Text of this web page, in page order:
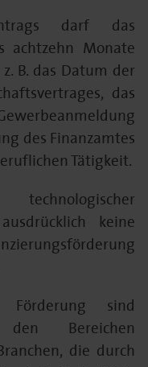
darf das
achtzehn Monate
B. das Datum der
das
des Finanzamtes
Tätigkeit.
keine
Förderung sind
Bereichen
die durch